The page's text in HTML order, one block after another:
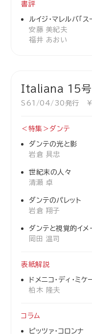
書評
ルイジ・マレルバ「
安藤 美紀夫
福井 あおい
Italiana 15号
S61/04/30発行 ￥
＜特集＞ダンテ
ダンテの光と影
岩倉 具忠
世紀末の人々
清瀬 卓
ダンテのパレット
岩倉 翔子
ダンテと視覚的イメ
岡田 温司
表紙解説
ドメニコ・ディ・ミケ
柏木 隆夫
コラム
ピッツァ・コロンナ